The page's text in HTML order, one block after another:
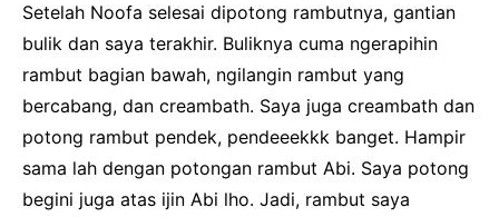
Setelah Noofa selesai dipotong rambutnya, gantian
bulik dan saya terakhir. Buliknya cuma ngerapihin
rambut bagian bawah, ngilangin rambut yang
bercabang, dan creambath. Saya juga creambath dan
potong rambut pendek, pendeeekkk banget. Hampir
sama lah dengan potongan rambut Abi. Saya potong
begini juga atas ijin Abi lho. Jadi, rambut saya